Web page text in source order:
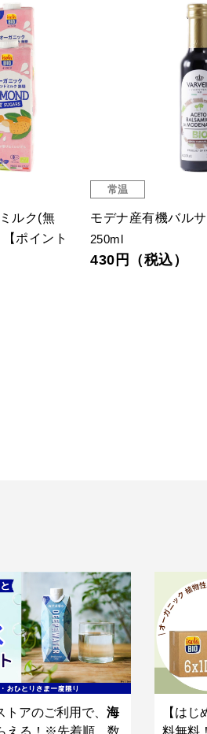
ルク(無
ポイント
常温
モデナ産有機バル
250ml
430円（税込）
トアのご利用で、 海
える！※先着順、数
【は
料無料！